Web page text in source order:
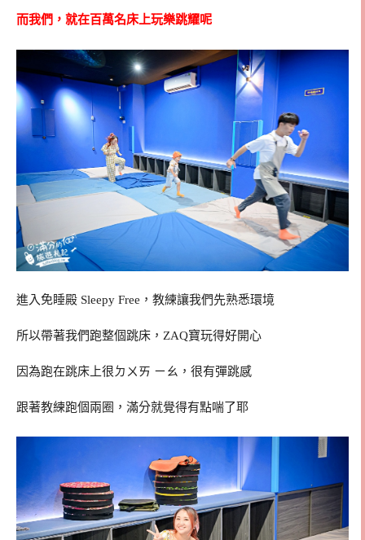
而我們，就在百萬名床上玩樂跳耀呢
進入免睡殿 Sleepy Free，教練讓我們先熟悉環境
所以帶著我們跑整個跳床，ZAQ寶玩得好開心
因為跑在跳床上很ㄉㄨㄞ ㄧㄠ，很有彈跳感
跟著教練跑個兩圈，滿分就覺得有點喘了耶